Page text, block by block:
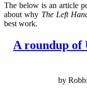
The below is an article
about why The Left
best work.
A roundup of
by